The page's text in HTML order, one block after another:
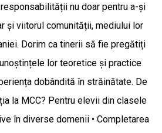
nu doar pentru a-și
și viitorul comunității, mediului lor
Dorim ca tinerii să fie pregătiți
lor teoretice și practice
dobândită în străinătate. De
la MCC? Pentru elevii din clasele
în diverse domenii • Completarea